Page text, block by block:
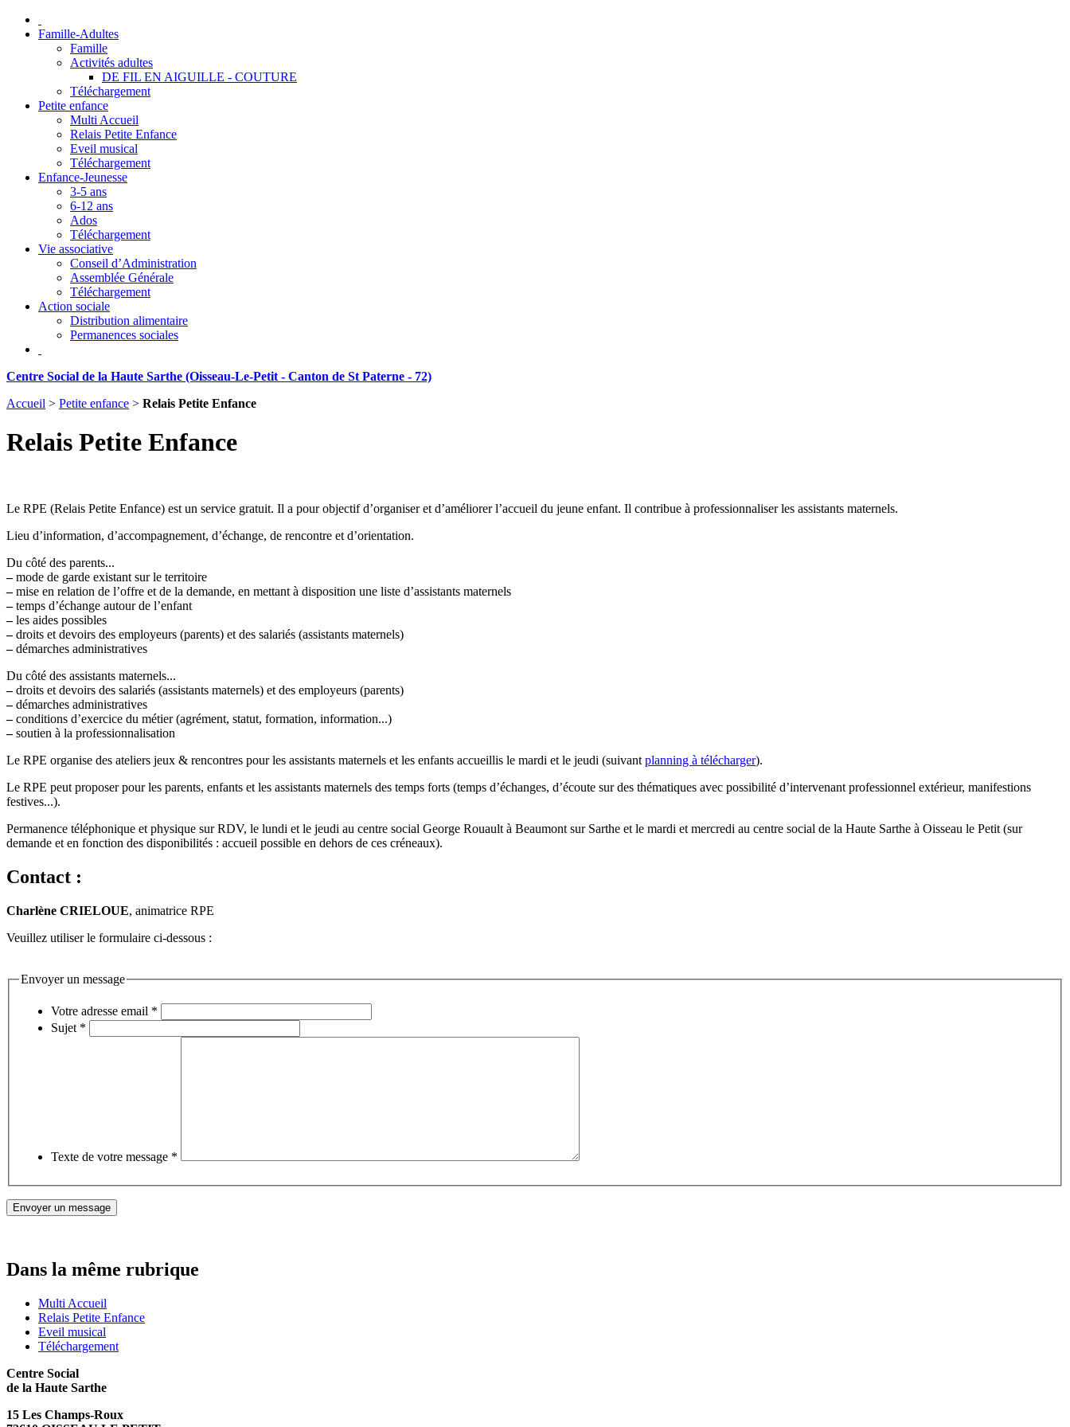
Famille-Adultes
Famille
Activités adultes
DE FIL EN AIGUILLE - COUTURE
Téléchargement
Petite enfance
Multi Accueil
Relais Petite Enfance
Eveil musical
Téléchargement
Enfance-Jeunesse
3-5 ans
6-12 ans
Ados
Téléchargement
Vie associative
Conseil d’Administration
Assemblée Générale
Téléchargement
Action sociale
Distribution alimentaire
Permanences sociales
Centre Social de la Haute Sarthe (Oisseau-Le-Petit - Canton de St Paterne - 72)
Accueil > Petite enfance > Relais Petite Enfance
Relais Petite Enfance
Le RPE (Relais Petite Enfance) est un service gratuit. Il a pour objectif d’organiser et d’améliorer l’accueil du jeune enfant. Il contribue à professionnaliser les assistants maternels.
Lieu d’information, d’accompagnement, d’échange, de rencontre et d’orientation.
Du côté des parents...
–mode de garde existant sur le territoire
–mise en relation de l’offre et de la demande, en mettant à disposition une liste d’assistants maternels
–temps d’échange autour de l’enfant
–les aides possibles
–droits et devoirs des employeurs (parents) et des salariés (assistants maternels)
–démarches administratives
Du côté des assistants maternels...
–droits et devoirs des salariés (assistants maternels) et des employeurs (parents)
–démarches administratives
–conditions d’exercice du métier (agrément, statut, formation, information...)
–soutien à la professionnalisation
Le RPE organise des ateliers jeux & rencontres pour les assistants maternels et les enfants accueillis le mardi et le jeudi (suivant planning à télécharger).
Le RPE peut proposer pour les parents, enfants et les assistants maternels des temps forts (temps d’échanges, d’écoute sur des thématiques avec possibilité d’intervenant professionnel extérieur, manifestions
festives...).
Permanence téléphonique et physique sur RDV, le lundi et le jeudi au centre social George Rouault à Beaumont sur Sarthe et le mardi et mercredi au centre social de la Haute Sarthe à Oisseau le Petit (sur
demande et en fonction des disponibilités : accueil possible en dehors de ces créneaux).
Contact :
Charlène CRIELOUE, animatrice RPE
Veuillez utiliser le formulaire ci-dessous :
Envoyer un message
Votre adresse email *
Sujet *
Texte de votre message *
Dans la même rubrique
Multi Accueil
Relais Petite Enfance
Eveil musical
Téléchargement
Centre Social
de la Haute Sarthe
15 Les Champs-Roux